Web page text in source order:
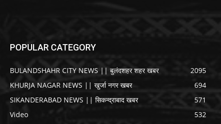
POPULAR CATEGORY
BULANDSHAHR CITY NEWS || बुलंदशहर शहर खबर
2095
KHURJA NAGAR NEWS || खुर्जा नगर खबर
694
SIKANDERABAD NEWS || सिकन्द्राबाद खबर
571
Video
532